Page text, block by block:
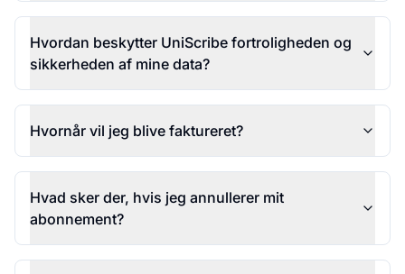
Hvordan beskytter UniScribe fortroligheden og
sikkerheden af mine data?
Hvornår vil jeg blive faktureret?
Hvad sker der, hvis jeg annullerer mit
abonnement?